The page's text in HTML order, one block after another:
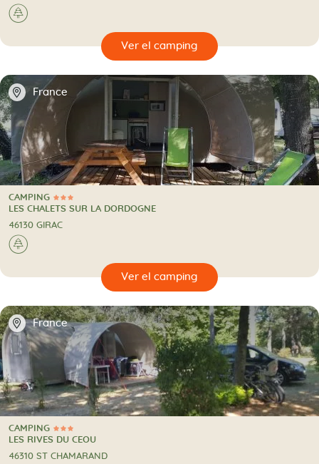
🌲
🔍
📍 France
3 Estrellas
CAMPING
CAMPING
LES CHALETS SUR LA DORDOGNE
46130 GIRAC
🌲
🔍
📍 France
3 Estrellas
CAMPING
CAMPING
LES RIVES DU CEOU
46310 ST CHAMARAND